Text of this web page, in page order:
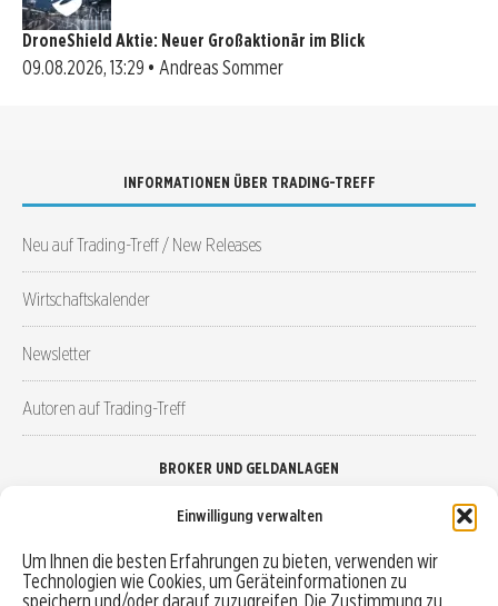
Einwilligung verwalten
Um Ihnen die besten Erfahrungen zu bieten, verwenden wir
Technologien wie Cookies, um Geräteinformationen zu
speichern und/oder darauf zuzugreifen. Die Zustimmung zu
DroneShield Aktie: Neuer Großaktionär im Blick
09.08.2026, 13:29 • Andreas Sommer
INFORMATIONEN ÜBER TRADING-TREFF
Neu auf Trading-Treff / New Releases
Wirtschaftskalender
Newsletter
Autoren auf Trading-Treff
BROKER UND GELDANLAGEN
Robo-Advisor vergleichen